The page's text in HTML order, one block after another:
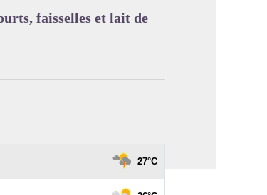
faisselles et lait de